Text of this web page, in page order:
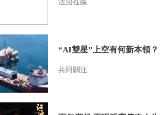
法治在線
“AI雙星”上空有何新本領？
共同關注